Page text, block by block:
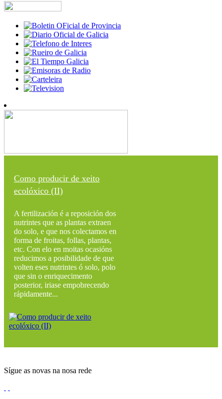
Como producir de xeito
ecolóxico (II)
A fertilización é a reposición dos
nutrintes que as plantas extraen
do solo, e que nos colectamos en
forma de froitas, follas, plantas,
etc. Con elo en moitas ocasións
reducimos a posibilidade de que
volten eses nutrintes ó solo, polo
que sin o enriquecimento
posterior, iriase empobrecendo
rápidamente...
Sígue as novas na nosa rede